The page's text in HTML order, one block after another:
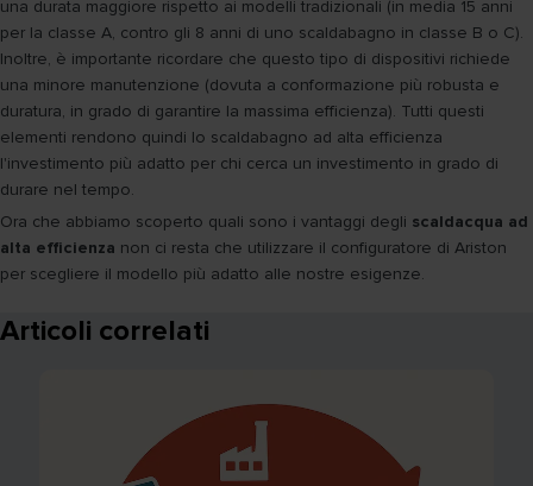
una durata maggiore rispetto ai modelli tradizionali (in media 15 anni
per la classe A, contro gli 8 anni di uno scaldabagno in classe B o C).
Inoltre, è importante ricordare che questo tipo di dispositivi richiede
una minore manutenzione (dovuta a conformazione più robusta e
duratura, in grado di garantire la massima efficienza). Tutti questi
elementi rendono quindi lo scaldabagno ad alta efficienza
l'investimento più adatto per chi cerca un investimento in grado di
durare nel tempo.
Ora che abbiamo scoperto quali sono i vantaggi degli scaldacqua ad
alta efficienza non ci resta che utilizzare il configuratore di Ariston
per scegliere il modello più adatto alle nostre esigenze.
Articoli correlati